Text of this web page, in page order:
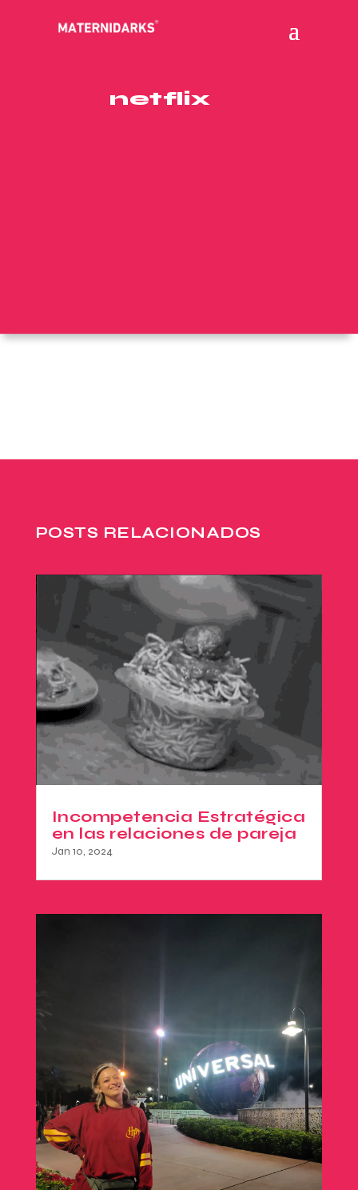
netflix
POSTS RELACIONADOS
Incompetencia Estratégica
en las relaciones de pareja
Jan 10, 2024